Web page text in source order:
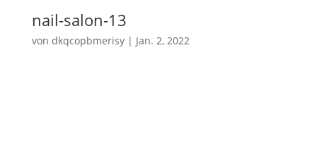
nail-salon-13
von dkqcopbmerisy| Jan. 2, 2022